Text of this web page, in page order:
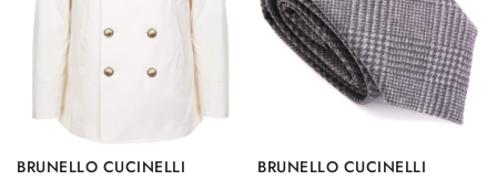
BRUNELLO CUCINELLI BRUNELLO CUCINELLI